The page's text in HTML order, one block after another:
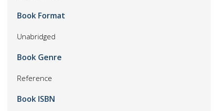
Book Format
Unabridged
Book Genre
Reference
Book ISBN